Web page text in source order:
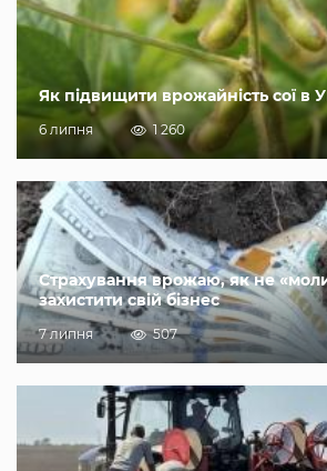
Як підвищити врожайність сої в
6 липня 1 260
Страхування врожаю, як не
захистити свій бізнес
7 липня 507